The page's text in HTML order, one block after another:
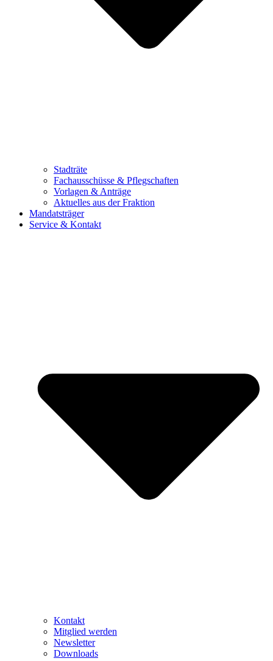
Stadträte
Fachausschüsse & Pflegschaften
Vorlagen & Anträge
Aktuelles aus der Fraktion
Mandatsträger
Service & Kontakt
Kontakt
Mitglied werden
Newsletter
Downloads